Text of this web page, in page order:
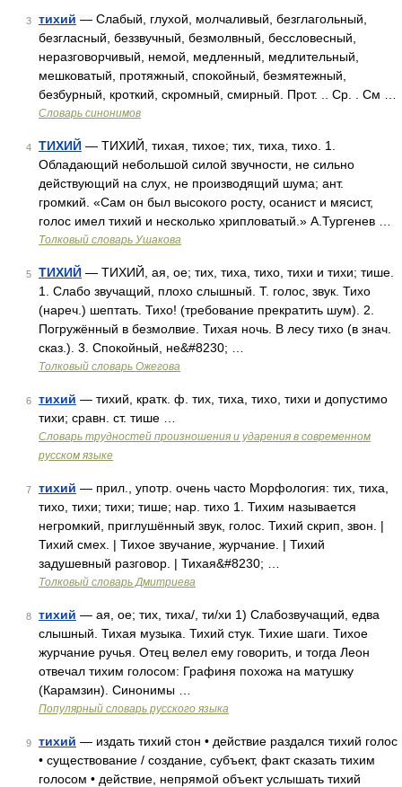
3 тихий — Слабый, глухой, молчаливый, безглагольный,
безгласный, беззвучный, безмолвный, бессловесный,
неразговорчивый, немой, медленный, медлительный,
мешковатый, протяжный, спокойный, безмятежный,
безбурный, кроткий, скромный, смирный. Прот. .. Ср. . См …
Словарь синонимов
4 ТИХИЙ — ТИХИЙ, тихая, тихое; тих, тиха, тихо. 1.
Обладающий небольшой силой звучности, не сильно
действующий на слух, не производящий шума; ант.
громкий. «Сам он был высокого росту, осанист и мясист,
голос имел тихий и несколько хрипловатый.» А.Тургенев …
Толковый словарь Ушакова
5 ТИХИЙ — ТИХИЙ, ая, ое; тих, тиха, тихо, тихи и тихи; тише.
1. Слабо звучащий, плохо слышный. Т. голос, звук. Тихо
(нареч.) шептать. Тихо! (требование прекратить шум). 2.
Погружённый в безмолвие. Тихая ночь. В лесу тихо (в знач.
сказ.). 3. Спокойный, не&#8230; …
Толковый словарь Ожегова
6 тихий — тихий, кратк. ф. тих, тиха, тихо, тихи и допустимо
тихи; сравн. ст. тише …
Словарь трудностей произношения и ударения в современном
русском языке
7 тихий — прил., употр. очень часто Морфология: тих, тиха,
тихо, тихи; тихи; тише; нар. тихо 1. Тихим называется
негромкий, приглушённый звук, голос. Тихий скрип, звон. |
Тихий смех. | Тихое звучание, журчание. | Тихий
задушевный разговор. | Тихая&#8230; …
Толковый словарь Дмитриева
8 тихий — ая, ое; тих, тиха/, ти/хи 1) Слабозвучащий, едва
слышный. Тихая музыка. Тихий стук. Тихие шаги. Тихое
журчание ручья. Отец велел ему говорить, и тогда Леон
отвечал тихим голосом: Графиня похожа на матушку
(Карамзин). Синонимы …
Популярный словарь русского языка
9 тихий — издать тихий стон • действие раздался тихий голос
• существование / создание, субъект, факт сказать тихим
голосом • действие, непрямой объект услышать тихий